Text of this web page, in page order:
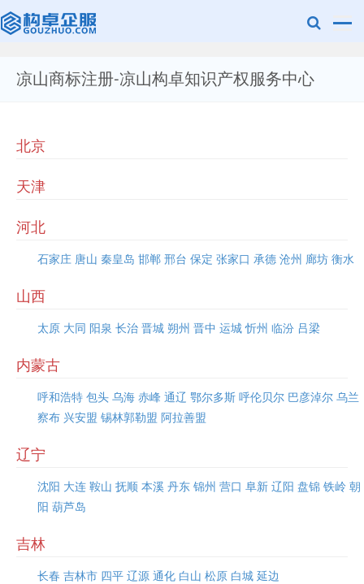
赣州兰之新知
凉山商标注册-凉山构卓知识产权服务中心
北京
天津
河北
石家庄 唐山 秦皇岛 邯郸 邢台 保定 张家口 承德 沧州 廊坊 衡水
山西
太原 大同 阳泉 长治 晋城 朔州 晋中 运城 忻州 临汾 吕梁
内蒙古
呼和浩特 包头 乌海 赤峰 通辽 鄂尔多斯 呼伦贝尔 巴彦淖尔 乌兰
察布 兴安盟 锡林郭勒盟 阿拉善盟
辽宁
沈阳 大连 鞍山 抚顺 本溪 丹东 锦州 营口 阜新 辽阳 盘锦 铁岭 朝
阳 葫芦岛
吉林
长春 吉林市 四平 辽源 通化 白山 松原 白城 延边